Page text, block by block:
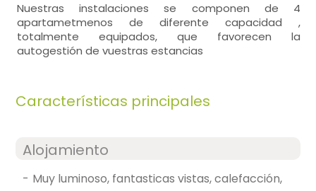
Nuestras instalaciones se componen de 4
apartametmenos de diferente capacidad ,
totalmente equipados, que favorecen la
autogestión de vuestras estancias
Características principales
Alojamiento
-
muy luminoso, fantasticas vistas, calefacción,